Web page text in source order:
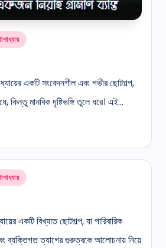
একটি সংবেদনশীল এবং গভীর ছোটগল্প,
কিন্তু মানবিক দৃষ্টিভঙ্গি তুলে ধরে। এই…
একটি বিখ্যাত ছোটগল্প, যা পারিবারিক
ব্যক্তিগত ত্যাগের গুরুত্বকে আলোচনায় নিয়ে